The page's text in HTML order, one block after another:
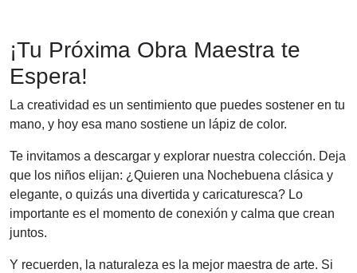
¡Tu Próxima Obra Maestra te
Espera!
La creatividad es un sentimiento que puedes sostener en tu
mano, y hoy esa mano sostiene un lápiz de color.
Te invitamos a descargar y explorar nuestra colección. Deja
que los niños elijan: ¿Quieren una Nochebuena clásica y
elegante, o quizás una divertida y caricaturesca? Lo
importante es el momento de conexión y calma que crean
juntos.
Y recuerden, la naturaleza es la mejor maestra de arte. Si